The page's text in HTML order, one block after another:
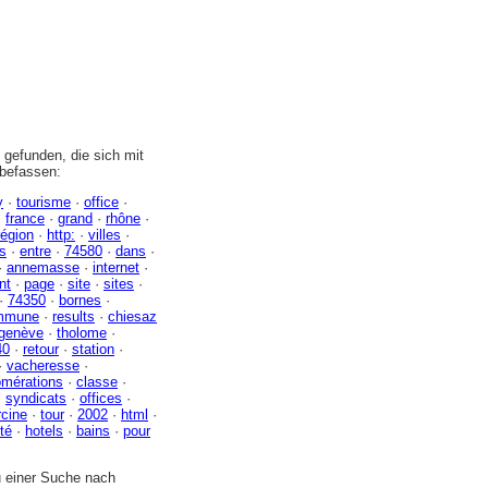
gefunden, die sich mit
· tourisme · office ·
france · grand · rhône ·
· http: · villes ·
· entre · 74580 · dans ·
annemasse · internet ·
· page · site · sites ·
74350 · bornes ·
· results · chiesaz
· tholome ·
· retour· station ·
vacheresse ·
· classe ·
syndicats · offices ·
· tour· 2002 · html ·
· hotels · bains · pour
Suche nach